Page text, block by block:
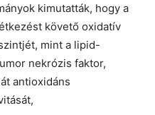
kimutatták, hogy a
követő oxidatív
mint a lipid-
nekrózis faktor,
antioxidáns